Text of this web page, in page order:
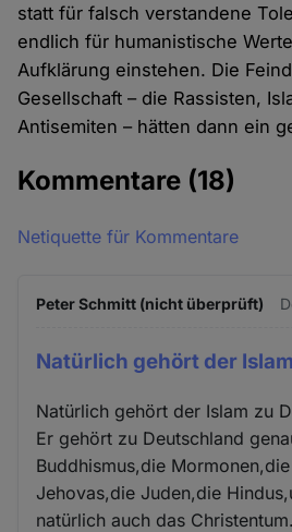
statt für falsch verstandene
endlich für humanistische
Aufklärung einstehen. Die
Gesellschaft – die Rassisten,
Antisemiten – hätten dann ein
Kommentare (18)
Netiquette für Kommentare
Peter Schmitt (nicht überprüft)
Natürlich gehört der
Natürlich gehört der Islam zu
Er gehört zu Deutschland
Buddhismus,die
Jehovas,die Juden,die
natürlich auch das Christentum.